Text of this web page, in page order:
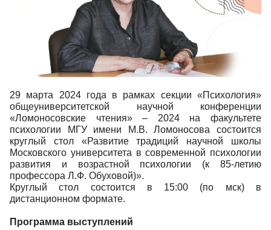
29 марта 2024 года в рамках секции «Психология»
общеуниверситетской научной конференции
«Ломоносовские чтения» – 2024 на факультете
психологии МГУ имени М.В. Ломоносова состоится
круглый стол «Развитие традиций научной школы
Московского университета в современной психологии
развития и возрастной психологии (к 85-летию
профессора Л.Ф. Обуховой)».
Круглый стол состоится в 15:00 (по мск) в
дистанционном формате.
Программа выступлений